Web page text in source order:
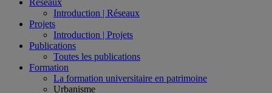
Réseaux
Introduction | Réseaux
Projets
Introduction | Projets
Publications
Toutes les publications
Formation
La formation universitaire en patrimoine
Urbanisme